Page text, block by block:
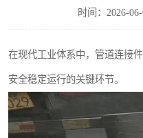
时间：2026-06-
在现代工业体系中，管道连接
安全稳定运行的关键环节。